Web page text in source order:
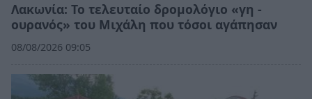
Λακωνία: Το τελευταίο δρομολόγιο «γη -
ουρανός» του Μιχάλη που τόσοι αγάπησαν
08/08/2026 09:05